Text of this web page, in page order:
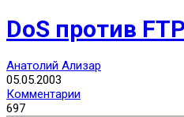
DoS против
Анатолий Ализар
05.05.2003
Комментарии
697